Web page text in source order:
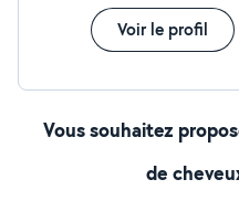
Voir le profil
Vous souhaitez
de